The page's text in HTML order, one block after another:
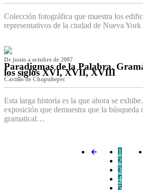
Colección fotográfica que muestra los
representativos de la ciudad de Nueva
De junio a octubre de 2007
Paradigmas de la Palabra.
los siglos XVI, XVII, XVIII
Castillo de Chapultepec
Esta larga historia es la que ahora se
exposición que demuestra que la búsqueda
gramatical…
1
2
3
4
5